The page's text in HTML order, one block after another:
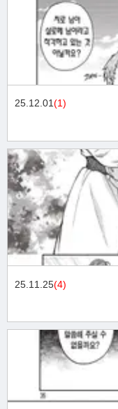
25.12.01(1)
25.11.25(4)